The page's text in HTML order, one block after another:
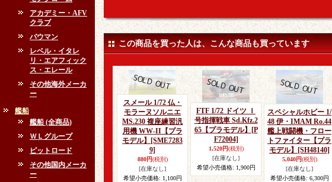
アカデミー・AFV
クラブ
バウマン
レベル・イタレ
リ・エアフィック
ス・エレール
その他海外メーカ
ー
艦船
艦船 (全商品)
ＷＬグループ
ピットロード
その他国内メーカ
ー
この商品を買った人は、こんな商品も買っています
スメール 1/72 仏・
モラーヌソルニエ
MS.230 複座練習汎
用機 WW-II【プラ
モデル】
[SME7283
9]
880円(税別)
[在庫なし]
希望小売価格: 1,100円
FTF 1/72 ドイツ Ｉ
号指揮戦車 Sd.Kfz.2
65【プラモデル】
[P
F72004]
1,520円(税別)
[在庫なし]
希望小売価格: 1,900円
スペシャルホビー 1/
48 伊・IMAM Ro.44
艦上戦闘機・フロー
トファイター【プラ
モデル】
[SH48140]
5,040円(税別)
[在庫なし]
希望小売価格: 6,300円